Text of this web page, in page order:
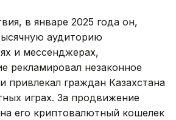
в январе 2025 года он,
аудиторию
и мессенджерах,
рекламировал незаконное
привлекал граждан Казахстана
играх. За продвижение
его криптовалютный кошелек